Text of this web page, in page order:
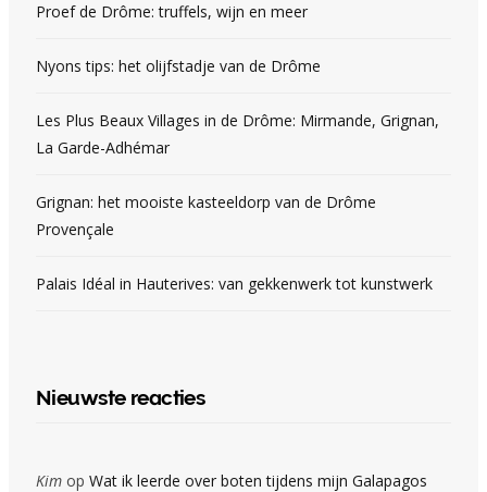
Proef de Drôme: truffels, wijn en meer
Nyons tips: het olijfstadje van de Drôme
Les Plus Beaux Villages in de Drôme: Mirmande, Grignan,
La Garde-Adhémar
Grignan: het mooiste kasteeldorp van de Drôme
Provençale
Palais Idéal in Hauterives: van gekkenwerk tot kunstwerk
Nieuwste reacties
Kim op Wat ik leerde over boten tijdens mijn Galapagos